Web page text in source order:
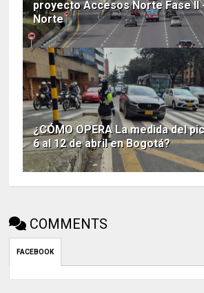
proyecto Accesos Norte Fase II
Norte
¿CÓMO OPERA La medida del
6 al 12 de abril en Bogotá?
COMMENTS
FACEBOOK